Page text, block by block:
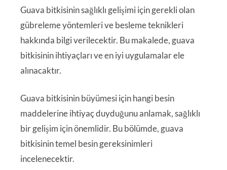
Guava bitkisinin sağlıklı gelişimi için gerekli olan
gübreleme yöntemleri ve besleme teknikleri
hakkında bilgi verilecektir. Bu makalede, guava
bitkisinin ihtiyaçları ve en iyi uygulamalar ele
alınacaktır.
Guava bitkisinin büyümesi için hangi besin
maddelerine ihtiyaç duyduğunu anlamak, sağlıklı
bir gelişim için önemlidir. Bu bölümde, guava
bitkisinin temel besin gereksinimleri
incelenecektir.